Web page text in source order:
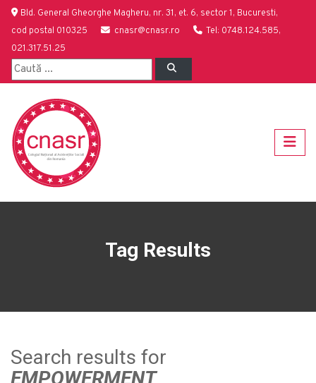
Bld. General Gheorghe Magheru, nr. 31, et. 6, sector 1, Bucuresti,
cod postal 010325
cnasr@cnasr.ro
Tel: 0748.124.585,
021.317.51.25
Tag Results
Search results for